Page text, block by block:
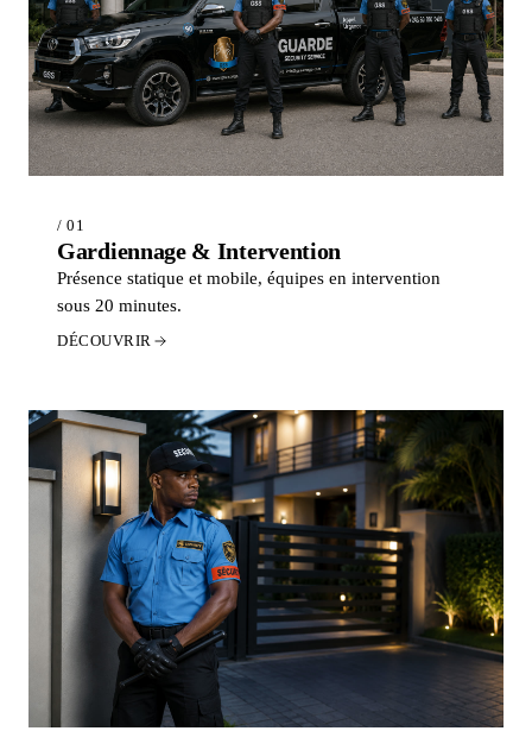
/ 01
Gardiennage & Intervention
Présence statique et mobile, équipes en intervention
sous 20 minutes.
DÉCOUVRIR